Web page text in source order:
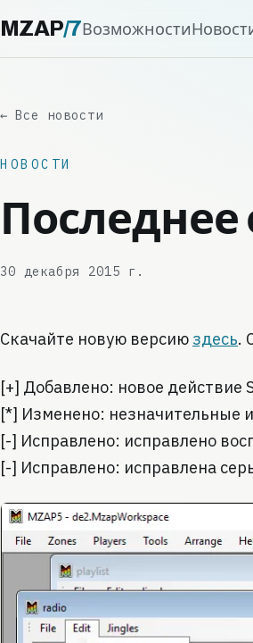
MZAP/7Возможности
← Все новости
НОВОСТИ
Последнее
30 декабря 2015 г.
Скачайте новую версию здесь.
[+] Добавлено: новое действие
[*] Изменено: незначительные
[-] Исправлено: исправлено
[-] Исправлено: исправлена